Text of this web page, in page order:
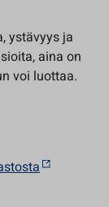
ystävyys ja
aina on
voi luottaa.